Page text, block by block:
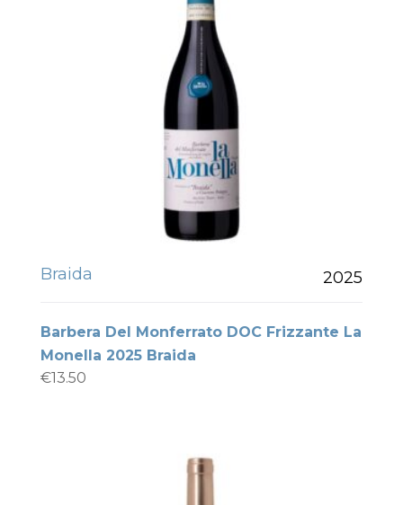
Braida 2025
Barbera Del Monferrato DOC Frizzante La
Monella 2025 Braida
€13.50